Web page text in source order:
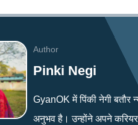
Author
Pinki Negi
GyanOK में पिंकी नेगी बतौर
अनुभव है। उन्होंने अपने